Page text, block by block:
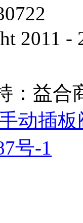
2011 -
：益合
动插板
号-1